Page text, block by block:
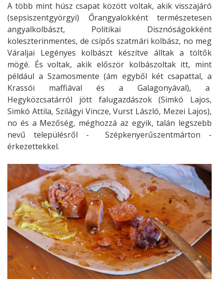
A több mint húsz csapat között voltak, akik visszajáró
(sepsiszentgyörgyi) Őrangyalokként természetesen
angyalkolbászt, Politikai Disznóságokként
koleszterinmentes, de csípős szatmári kolbász, no meg
Váraljai Legényes kolbászt készítve álltak a töltők
mögé. És voltak, akik először kolbászoltak itt, mint
például a Szamosmente (ám egyből két csapattal, a
Krassói maffiával és a Galagonyával), a
Hegyközcsatárról jött falugazdászok (Simkó Lajos,
Simkó Attila, Szilágyi Vincze, Vurst László, Mezei Lajos),
no és a Mezőség, méghozzá az egyik, talán legszebb
nevű településről - Szépkenyerűszentmárton -
érkezettekkel.